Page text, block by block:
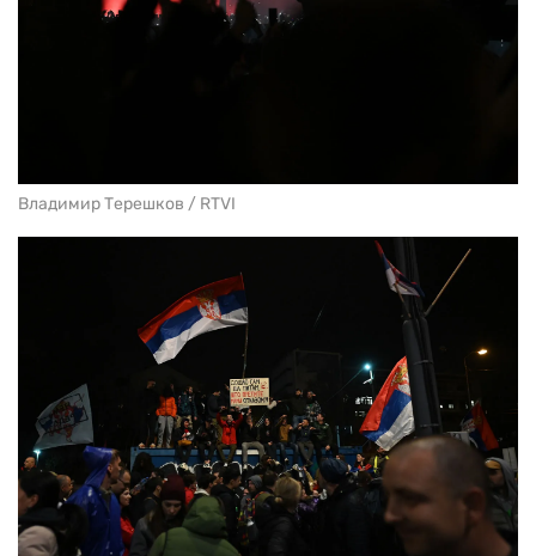
Владимир Терешков / RTVI